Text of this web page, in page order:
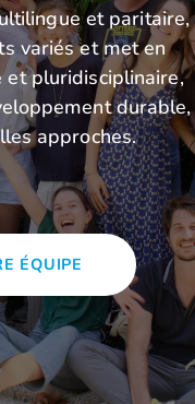
et paritaire,
variés et met en
pluridisciplinaire,
durable,
approches.
ÉQUIPE